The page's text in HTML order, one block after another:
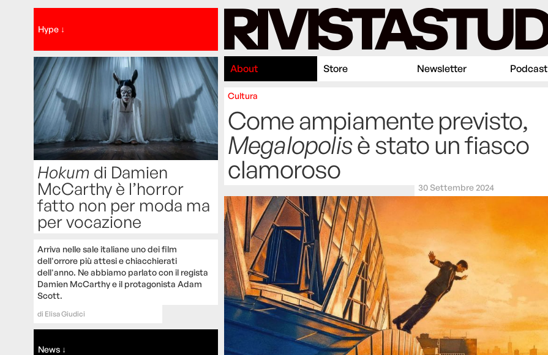
Hype ↓
Hokum di Damien
McCarthy è l’horror
fatto non per moda ma
per vocazione
Arriva nelle sale italiane uno dei film
dell'orrore più attesi e chiacchierati
dell'anno. Ne abbiamo parlato con il regista
Damien McCarthy e il protagonista Adam
Scott.
di Elisa Giudici
News ↓
About Store Newsletter Podcast
Cultura
Come ampiamente previsto,
Megalopolisè stato un fiasco
clamoroso
30 Settembre 2024